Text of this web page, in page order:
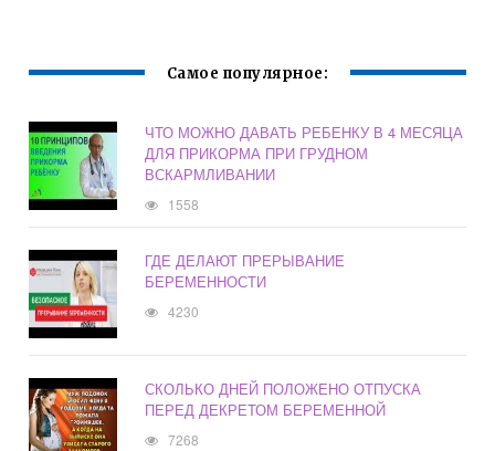
Самое популярное:
ЧТО МОЖНО ДАВАТЬ РЕБЕНКУ В 4 МЕСЯЦА
ДЛЯ ПРИКОРМА ПРИ ГРУДНОМ
ВСКАРМЛИВАНИИ
1558
ГДЕ ДЕЛАЮТ ПРЕРЫВАНИЕ
БЕРЕМЕННОСТИ
4230
СКОЛЬКО ДНЕЙ ПОЛОЖЕНО ОТПУСКА
ПЕРЕД ДЕКРЕТОМ БЕРЕМЕННОЙ
7268